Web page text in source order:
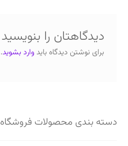
دیدگاهتان را بنویسید
برای نوشتن دیدگاه باید وارد بشوید.
دسته بندی محصولات فروشگاه